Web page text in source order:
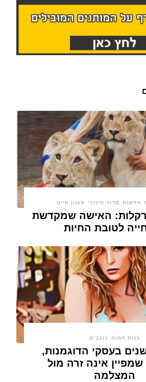
חדשות מדור חינוכי סגנון חיים
האישה שמקדשת
לטובת החיות
בנות חמות כוכבים
בעסקי הדוגמנות,
אינה זרה מול
המצלמה